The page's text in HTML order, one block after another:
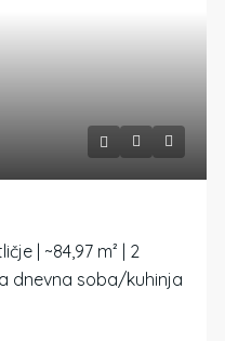
| ~84,97 m² | 2
dnevna soba/kuhinja